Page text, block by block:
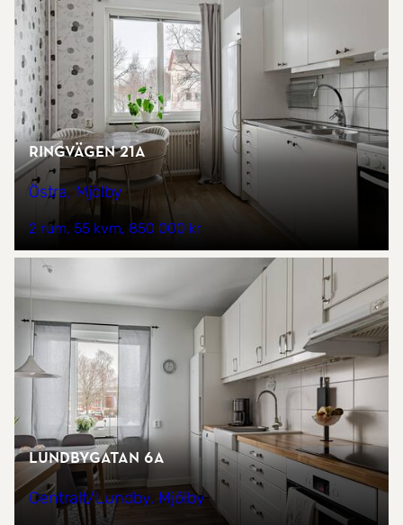
Ringvägen 21A
Östra, Mjölby
2 rum 55 kvm 850 000 kr
Lundbygatan 6A
Centralt/Lundby, Mjölby